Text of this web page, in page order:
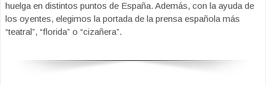
huelga en distintos puntos de España. Además, con la ayuda de
los oyentes, elegimos la portada de la prensa española más
“teatral”, “florida” o “cizañera”.